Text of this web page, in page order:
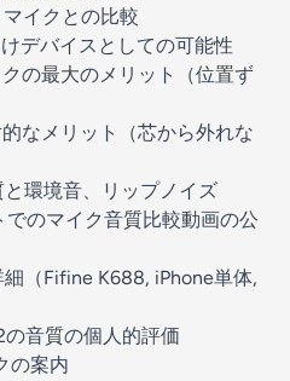
イクとの比較
デバイスとしての可能性
の最大のメリット（位置ず
なメリット（芯から外れな
環境音、リップノイズ
のマイク音質比較動画の公
（Fifine K688, iPhone単体,
の音質の個人的評価
の案内